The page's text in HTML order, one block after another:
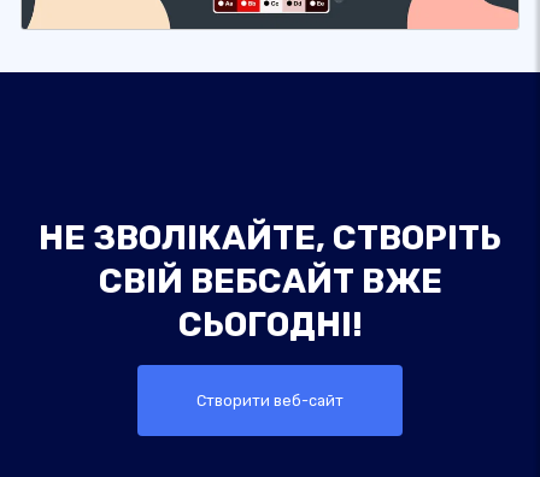
НЕ ЗВОЛІКАЙТЕ, СТВОРІТЬ
СВІЙ ВЕБСАЙТ ВЖЕ
СЬОГОДНІ!
Створити веб-сайт